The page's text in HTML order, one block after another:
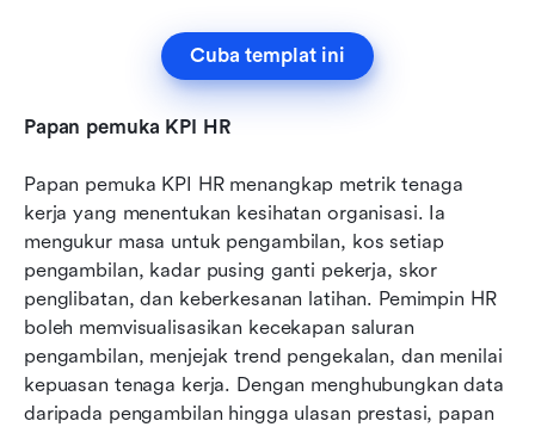
Cuba templat ini
Papan pemuka KPI HR
Papan pemuka KPI HR menangkap metrik tenaga
kerja yang menentukan kesihatan organisasi. Ia
mengukur masa untuk pengambilan, kos setiap
pengambilan, kadar pusing ganti pekerja, skor
penglibatan, dan keberkesanan latihan. Pemimpin HR
boleh memvisualisasikan kecekapan saluran
pengambilan, menjejak trend pengekalan, dan menilai
kepuasan tenaga kerja. Dengan menghubungkan data
daripada pengambilan hingga ulasan prestasi, papan